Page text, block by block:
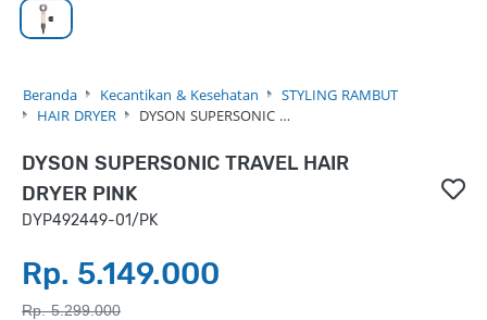
Beranda Kecantikan & Kesehatan
STYLING RAMBUT
HAIR DRYER
DYSON SUPERSONIC …
DYSON SUPERSONIC TRAVEL HAIR
DRYER PINK
DYP492449-01/PK
Rp. 5.149.000
Rp. 5.299.000